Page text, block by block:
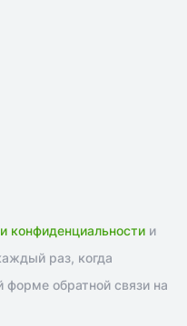
конфиденциальности и
раз, когда
форме обратной связи на